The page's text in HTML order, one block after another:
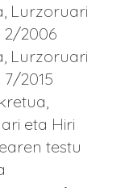
Lurzoruari
2/2006
Lurzoruari
2015
eta Hiri
testu